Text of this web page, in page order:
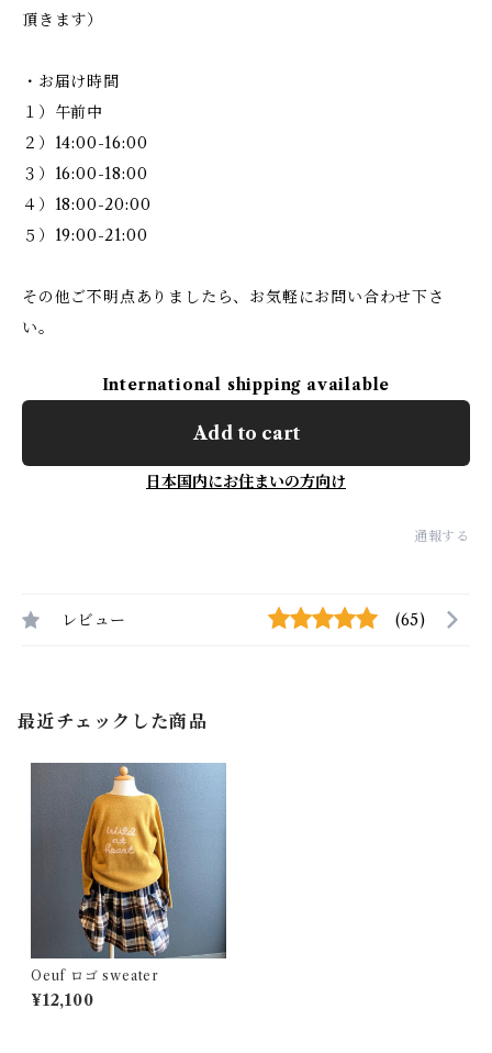
頂きます）
・お届け時間
１）午前中
２）14:00-16:00
３）16:00-18:00
４）18:00-20:00
５）19:00-21:00
その他ご不明点ありましたら、お気軽にお問い合わせ下さ
い。
International shipping available
Add to cart
日本国内にお住まいの方向け
通報する
レビュー (65)
最近チェックした商品
Oeuf ロゴ sweater
¥12,100